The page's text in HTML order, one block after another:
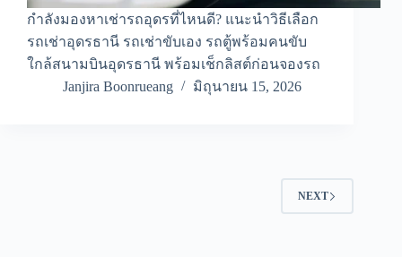
กำลังมองหาเช่ารถอุดรที่ไหนดี? แนะนำวิธีเลือก
รถเช่าอุดรธานี รถเช่าขับเอง รถตู้พร้อมคนขับ
ใกล้สนามบินอุดรธานี พร้อมเช็กลิสต์ก่อนจองรถ
Janjira Boonrueang
มิถุนายน 15, 2026
NEXT